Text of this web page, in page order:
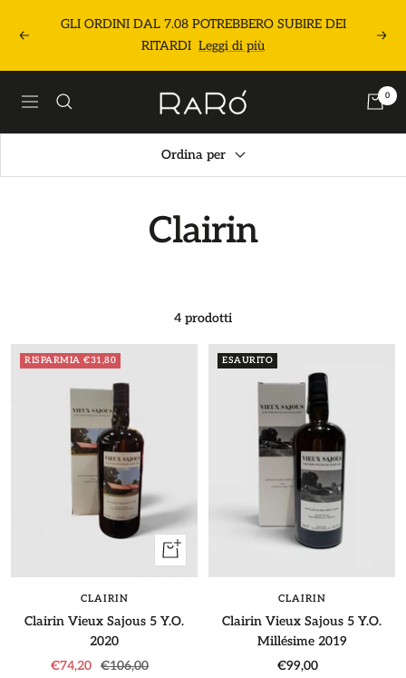
Precedente
GLI ORDINI DAL 7.08 POTREBBERO SUBIRE DEI
RITARDI Leggi di più
Navigazione
Raró
0
Ordina per
Clairin
4 prodotti
RISPARMIA €31,80
+
Aggiungi
CLAIRIN
Clairin Vieux Sajous 5 Y.O.
2020
Prezzo
€74,20 Prezzo
€106,00
ESAURITO
CLAIRIN
Clairin Vieux Sajous 5 Y.O.
Millésime 2019
Prezzo
€99,00